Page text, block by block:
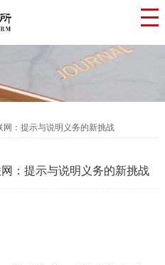
：提示与说明义务的新挑战
：提示与说明义务的新挑战